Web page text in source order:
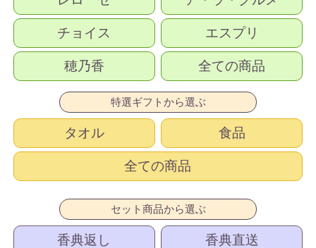
チョイス エスプリ
穂乃香 全ての商品
特選ギフトから選ぶ
タオル 食品
全ての商品
セット商品から選ぶ
香典返し 香典直送